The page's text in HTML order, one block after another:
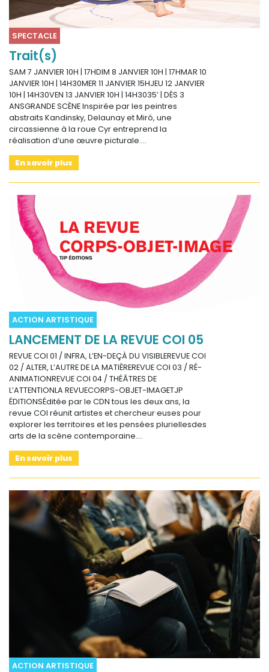
SPECTACLE
Trait(s)
SAM 7 JANVIER 10H | 17HDIM 8 JANVIER 10H | 17HMAR 10
JANVIER 10H | 14H30MER 11 JANVIER 15HJEU 12 JANVIER
10H | 14H30VEN 13 JANVIER 10H | 14H3035’ | DÈS 3
ANSGRANDE SCÈNE Inspirée par les peintres
abstraits Kandinsky, Delaunay et Miró, une
circassienne à la roue Cyr entreprend la
réalisation d’une œuvre picturale.…
En savoir plus
ACTION ARTISTIQUE
LANCEMENT DE LA REVUE COI 05
REVUE COI 01 / INFRA, L’EN-DEÇÀ DU VISIBLEREVUE COI
02 / ALTER, L’AUTRE DE LA MATIÈREREVUE COI 03 / RÉ-
ANIMATIONREVUE COI 04 / THÉÂTRES DE
L’ATTENTIONLA REVUECORPS-OBJET-IMAGETJP
ÉDITIONSÉditée par le CDN tous les deux ans, la
revue COI réunit artistes et chercheur·euses pour
explorer les territoires et les pensées pluriellesdes
arts de la scène contemporaine.…
En savoir plus
ACTION ARTISTIQUE